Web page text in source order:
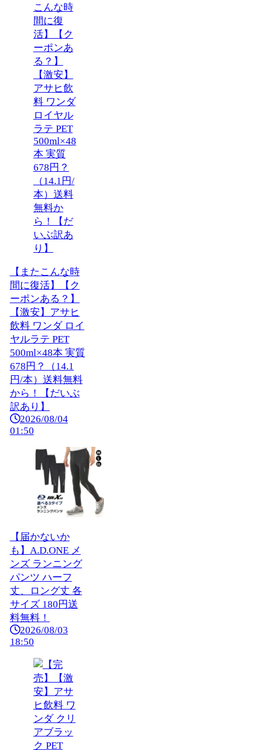
【またこんな時
間に復活】【ク
ーポンある？】
【激安】アサヒ
飲料 ワンダ ロイ
ヤルラテ PET
500ml×48本 実質
678円？（14.1
円/本）送料無料
から！【だいぶ
訳あり】
2026/08/04
01:50
【届かないか
も】A.D.ONE メ
ンズ ランニング
パンツ ハーフ
丈、ロング丈 各
サイズ 180円送
料無料！
2026/08/03
18:50